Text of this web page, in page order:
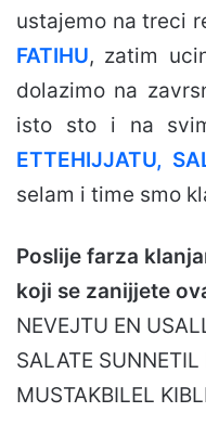
ustajemo na treci
FATIHU, zatim
dolazimo na
isto sto i na
ETTEHIJJATU,
selam i time smo
Poslije farza
koji se zanijjete
NEVEJTU EN
SALATE SUNNETIL
MUSTAKBILEL